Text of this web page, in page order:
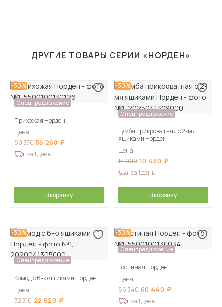
ДРУГИЕ ТОВАРЫ СЕРИИ «НОРДЕН»
-30%
Спецпредложение
Прихожая Норден
Цена
80 370 56 260
за 1 день
В корзину
-30%
Спецпредложение
Тумба прикроватная с 2-мя
ящиками Норден
Цена
14 900 10 430
за 1 день
В корзину
-30%
Спецпредложение
Комод с 6-ю ящиками Норден
Цена
32 310 22 620
-30%
Спецпредложение
Гостиная Норден
Цена
86 340 60 440
за 1 день